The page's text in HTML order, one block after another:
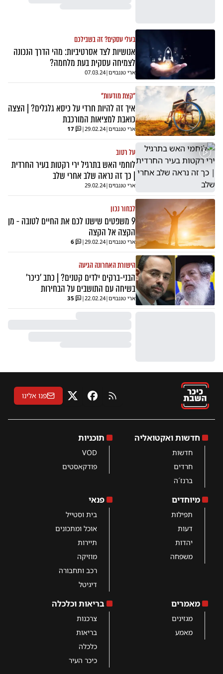
בעלי עסקים? זה בשבילכם
אנושיות לצד אסרטיביות: מהי הדרך הנכונה
לצמיחה עסקית בעת מלחמה?
ארי טננבוים|
07.03.24
"קצת מודעות"
איך זה להיות חרדי על כיסא גלגלים? | הצצה
כואבת למציאות המורכבת
ארי טננבוים|
29.02.24
|
17
על רטוב
לוחמי האש בתרגיל ירי רקטות בעיר החרדית
| כך זה נראה שלב אחרי שלב
ארי טננבוים|
29.02.24
לבחור נכון
9 משפטים שישנו לכם את החיים לטובה - מן
הקצה אל הקצה
ארי טננבוים|
29.02.24
|
6
הישורת האחרונה הגיעה
הבני-ברקים ילדים קטנים? | כתב 'כיכר'
בשיחה עם התושבים על הבחירות
ארי טננבוים|
22.02.24
|
35
RSS פייסבוקX פנו אלינו
חדשות ואקטואליה
חדשות
חרדים
ברנז´ה
תוכניות
VOD
פודקאסטים
מיוחדים
תפילות
דעות
יהדות
משפחה
פנאי
בית וסטייל
אוכל ומתכונים
תיירות
מוזיקה
רכב ותחבורה
דיגיטל
מאמרים
מגזינים
מאמע
בריאות וכלכלה
צרכנות
בריאות
כלכלה
כיכר העיר